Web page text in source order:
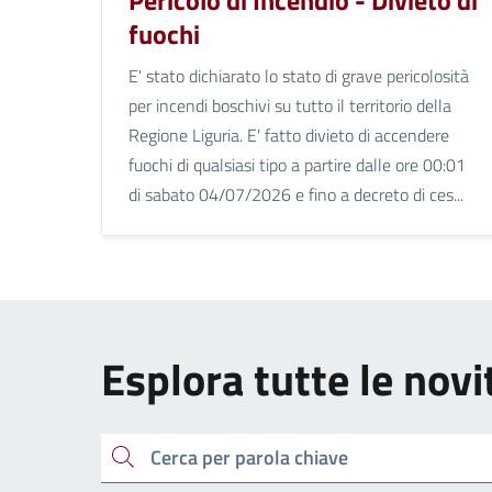
fuochi
E' stato dichiarato lo stato di grave pericolosità
per incendi boschivi su tutto il territorio della
Regione Liguria. E' fatto divieto di accendere
fuochi di qualsiasi tipo a partire dalle ore 00:01
di sabato 04/07/2026 e fino a decreto di ces...
Esplora tutte le
cerca